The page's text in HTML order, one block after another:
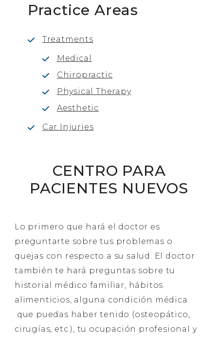
Practice Areas
Treatments
Medical
Chiropractic
Physical Therapy
Aesthetic
Car Injuries
CENTRO PARA
PACIENTES NUEVOS
Lo primero que hará el doctor es
preguntarte sobre tus problemas o
quejas con respecto a su salud. El doctor
también te hará preguntas sobre tu
historial médico familiar, hábitos
alimenticios, alguna condición médica
que puedas haber tenido (osteopático,
cirugías, etc.), tu ocupación profesional y